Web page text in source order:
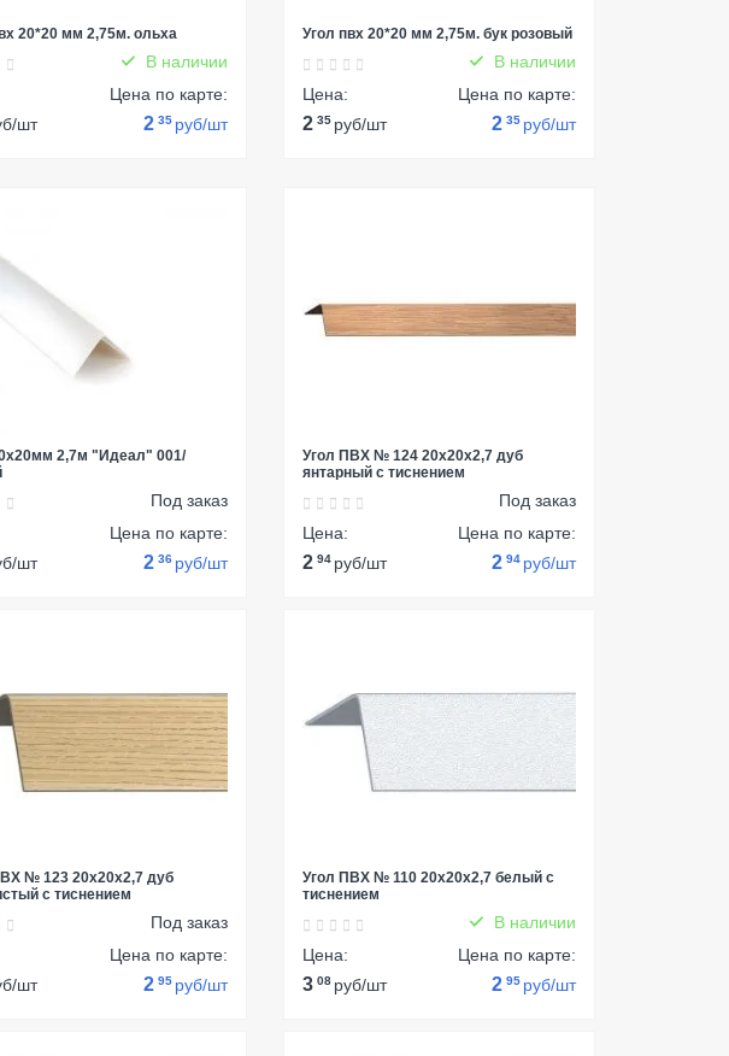
20*20 мм 2,75м. ольха
В наличии
шт
Цена по карте:
2 35 руб/шт
Угол пвх 20*20 мм 2,75м. бук розовый
В наличии
Цена:
2 35 руб/шт
Цена по карте:
2 35 руб/шт
2,7м "Идеал" 001/
Под заказ
шт
Цена по карте:
2 36 руб/шт
Угол ПВХ № 124 20х20х2,7 дуб
янтарный с тиснением
Под заказ
Цена:
2 94 руб/шт
Цена по карте:
2 94 руб/шт
№ 123 20х20х2,7 дуб
с тиснением
Под заказ
шт
Цена по карте:
2 95 руб/шт
Угол ПВХ № 110 20х20х2,7 белый с
тиснением
В наличии
Цена:
3 08 руб/шт
Цена по карте:
2 95 руб/шт